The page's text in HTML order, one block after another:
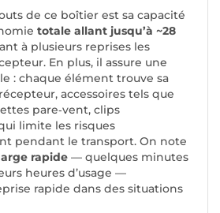
de ce boîtier est sa capacité
totale allant jusqu’à ~28
à plusieurs reprises les
En plus, il assure une
: chaque élément trouve sa
accessoires tels que
pare‑vent, clips
limite les risques
pendant le transport. On note
rapide — quelques minutes
heures d’usage —
rapide dans des situations